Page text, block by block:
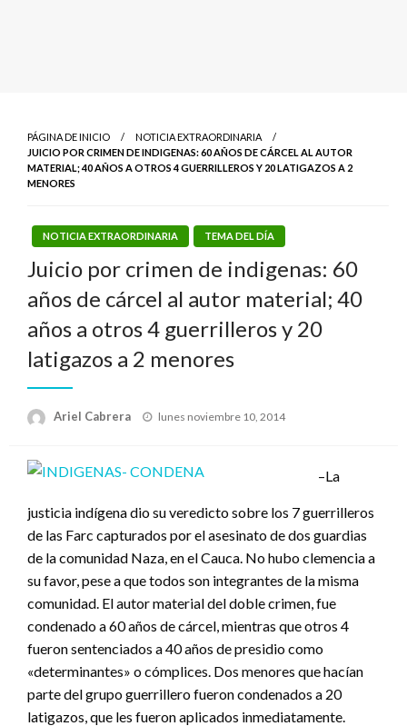
PÁGINA DE INICIO
NOTICIA EXTRAORDINARIA
JUICIO POR CRIMEN DE INDIGENAS: 60 AÑOS DE CÁRCEL AL AUTOR
MATERIAL; 40 AÑOS A OTROS 4 GUERRILLEROS Y 20 LATIGAZOS A 2
MENORES
NOTICIA EXTRAORDINARIA TEMA DEL DÍA
Juicio por crimen de indigenas: 60
años de cárcel al autor material; 40
años a otros 4 guerrilleros y 20
latigazos a 2 menores
Ariel Cabrera
Publicado
lunes noviembre 10, 2014
–La
justicia indígena dio su veredicto sobre los 7 guerrilleros
de las Farc capturados por el asesinato de dos guardias
de la comunidad Naza, en el Cauca. No hubo clemencia a
su favor, pese a que todos son integrantes de la misma
comunidad. El autor material del doble crimen, fue
condenado a 60 años de cárcel, mientras que otros 4
fueron sentenciados a 40 años de presidio como
«determinantes» o cómplices. Dos menores que hacían
parte del grupo guerrillero fueron condenados a 20
latigazos, que les fueron aplicados inmediatamente.